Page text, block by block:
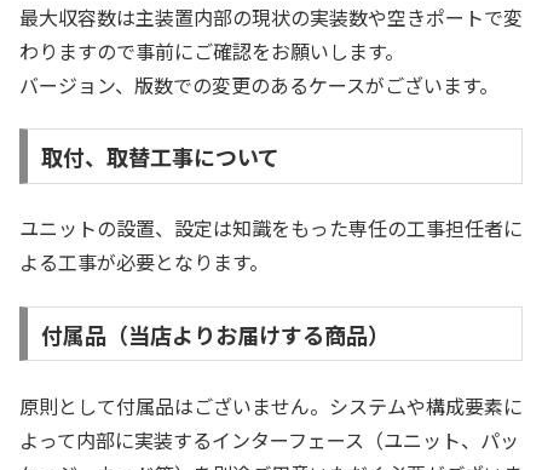
最大収容数は主装置内部の現状の実装数や空きポートで変
わりますので事前にご確認をお願いします。
バージョン、版数での変更のあるケースがございます。
取付、取替工事について
ユニットの設置、設定は知識をもった専任の工事担任者に
よる工事が必要となります。
付属品（当店よりお届けする商品）
原則として付属品はございません。システムや構成要素に
よって内部に実装するインターフェース（ユニット、パッ